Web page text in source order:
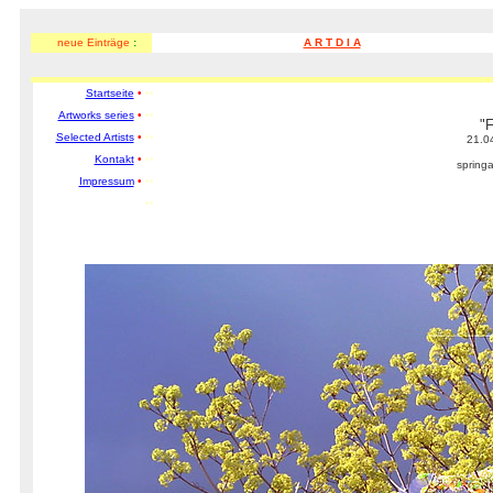
neue Einträge : A R T D I A
Startseite • ••
Artworks series • ••
Selected Artists • ••
Kontakt • ••
Impressum • ••
••